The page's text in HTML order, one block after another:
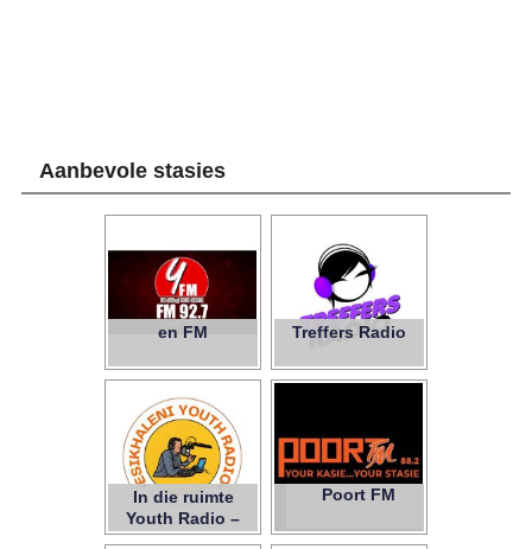
Aanbevole stasies
en FM Treffers Radio
In die ruimte
Youth Radio –
NPC
Poort FM